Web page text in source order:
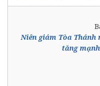
Niên giám Tòa Thánh
tăng